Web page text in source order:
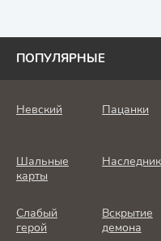
ПОПУЛЯРНЫЕ
Невский Пацанки
Шальные
карты
Наследник
Слабый
герой
Вскрытие
демона